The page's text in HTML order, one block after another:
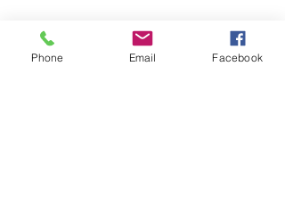
About the event
Phone Email Facebook